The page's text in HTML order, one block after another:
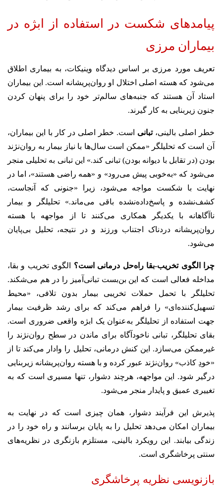
پیامدهای شکست در استفاده از ابژه در
بیماران مرزی
تعریف مورد مرزی بر اساس دیدگاه وینیکات، به بیماری اطلاق
می‌شود که هسته اصلی اختلال او روان‌پریشانه است. این بیماران
استاد آن هستند که جنبه‌های سالم‌تر خود را برای پنهان کردن
جنون زیربنایی به کار گیرند.
خطر اصلی بالینی،تبانی است. خطر اصلی در کار با این بیماران،
آن است که تحلیلگر «ممکن است سال‌ها با نیاز بیمار به روان‌نژند
بودن (در تقابل با دیوانه بودن) تبانی کند.» این تبانی به تحلیلی منجر
می‌شود که «به‌خوبی پیش می‌رود» و «همه راضی هستند»، اما در
نهایت با شکست مواجه می‌شود، زیرا «جنونی که آنجاست،
کشف‌نشده و پاسخ‌داده‌نشده باقی می‌ماند.» تحلیلگر و بیمار
ناآگاهانه با یکدیگر همکاری می‌کنند تا از مواجهه با هسته
روان‌پریشانه دردناک اجتناب ورزند و در نتیجه، تحلیل بی‌پایان
می‌شود.
چرا الگوی تخریب-بقا راه‌حل درمانی است؟ الگوی تخریب و بقا،
مداخله فعالی است که این بن‌بست تبانی‌آمیز را در هم می‌شکند.
تحلیلگر با تحمل حملات تخریبی بیمار بدون تلافی، «محیط
تسهیل‌کننده‌ای» را فراهم می‌کند که برای رشد ظرفیت بیمار
جهت استفاده از تحلیلگر به‌عنوان یک ابژه واقعی ضروری است.
بقای تحلیلگر، تبانی ناخودآگاه برای ماندن در سطح روان‌نژند را
غیرممکن می‌سازد. این کنش درمانی، تحلیل را وادار می‌کند تا از
«خودِ کاذب» روان‌نژند عبور کرده و با هسته روان‌پریشانه زیربنایی
درگیر شود. این مواجهه، هرچند دشوار، تنها مسیری است که به
تغییری عمیق و پایدار منجر می‌شود.
پذیرش این فرآیند دشوار، همان چیزی است که در نهایت به
بیماران امکان می‌دهد تحلیل را به پایان برسانند و راه خود را در
زندگی بیابند. این رویکرد بالینی، مستلزم بازنگری در نظریه‌های
سنتی پرخاشگری است.
بازنویسی نظریه پرخاشگری